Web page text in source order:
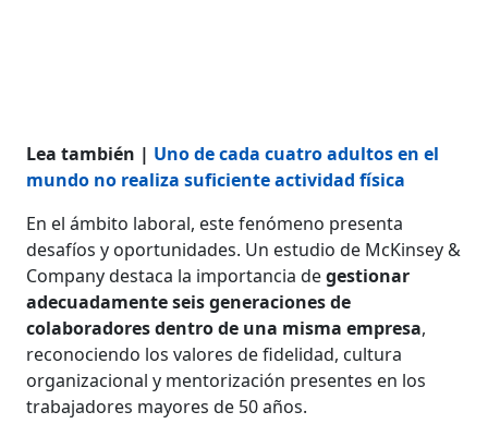
Lea también | Uno de cada cuatro adultos en el
mundo no realiza suficiente actividad física
En el ámbito laboral, este fenómeno presenta
desafíos y oportunidades. Un estudio de McKinsey &
Company destaca la importancia degestionar
adecuadamente seis generaciones de
colaboradores dentro de una misma empresa,
reconociendo los valores de fidelidad, cultura
organizacional y mentorización presentes en los
trabajadores mayores de 50 años.